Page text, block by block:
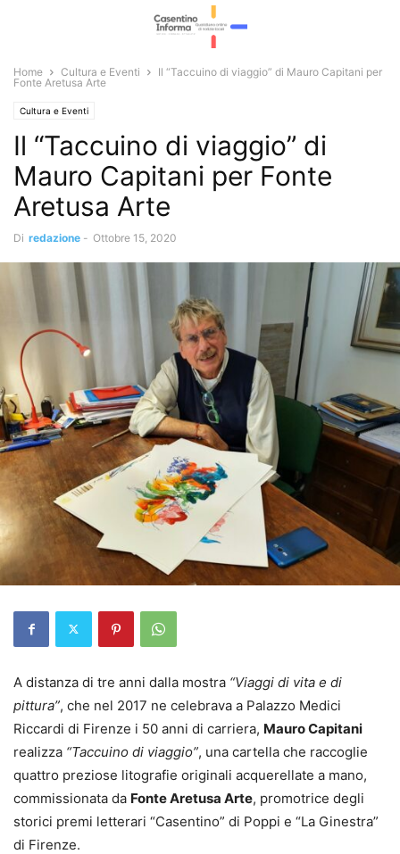
Home Cultura e Eventi
Il “Taccuino di viaggio” di Mauro Capitani per
Fonte Aretusa Arte
Cultura e Eventi
Il “Taccuino di viaggio” di
Mauro Capitani per Fonte
Aretusa Arte
Di redazione - Ottobre 15, 2020
A distanza di tre anni dalla mostra “Viaggi di vita e di
pittura”, che nel 2017 ne celebrava a Palazzo Medici
Riccardi di Firenze i 50 anni di carriera, Mauro Capitani
realizza “Taccuino di viaggio”, una cartella che raccoglie
quattro preziose litografie originali acquerellate a mano,
commissionata da Fonte Aretusa Arte, promotrice degli
storici premi letterari “Casentino” di Poppi e “La Ginestra”
di Firenze.